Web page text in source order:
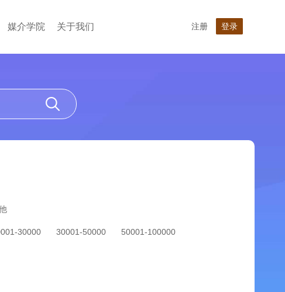
媒介学院 关于我们 注册 登录
30000 30001-50000
50001-100000